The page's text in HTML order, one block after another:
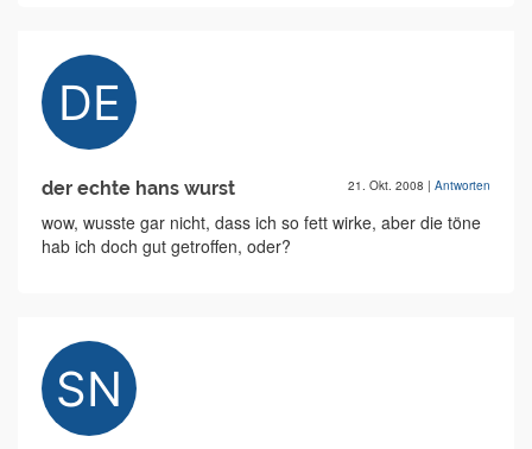
der echte hans wurst 21. Okt. 2008 | Antworten
wow, wusste gar nicht, dass ich so fett wirke, aber die töne
hab ich doch gut getroffen, oder?